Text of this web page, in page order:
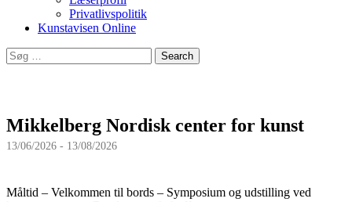
Privatlivspolitik
Kunstavisen Online
Search
for:
Mikkelberg Nordisk center for kunst
13/06/2026 - 13/08/2026
Måltid – Velkommen til bords – Symposium og udstilling ved